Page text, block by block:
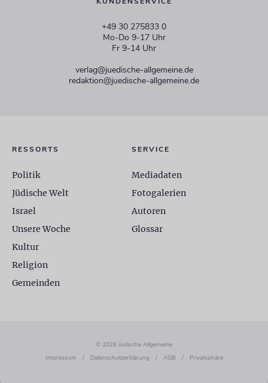
+49 30 275833 0
Mo-Do 9-17 Uhr
Fr 9-14 Uhr
verlag@juedische-allgemeine.de
redaktion@juedische-allgemeine.de
RESSORTS
Politik
Jüdische Welt
Israel
Unsere Woche
Kultur
Religion
Gemeinden
SERVICE
Mediadaten
Fotogalerien
Autoren
Glossar
© 2026 Jüdische Allgemeine
Impressum
/ Datenschutzerklärung / AGB / Privatsphäre